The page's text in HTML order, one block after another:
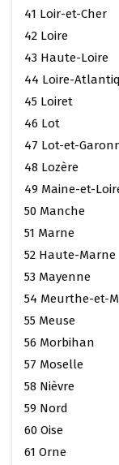
41 Loir-et-Cher
42 Loire
43 Haute-Loire
44 Loire-
45 Loiret
46 Lot
47 Lot-et-
48 Lozère
49 Maine-et-
50 Manche
51 Marne
52 Haute-Marne
53 Mayenne
54 Meurthe-et-
55 Meuse
56 Morbihan
57 Moselle
58 Nièvre
59 Nord
60 Oise
61 Orne